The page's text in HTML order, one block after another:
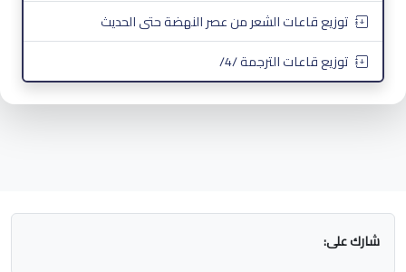
توزيع قاعات الشعر من عصر النهضة حتى الحديث
توزيع قاعات الترجمة /4/
شارك على: